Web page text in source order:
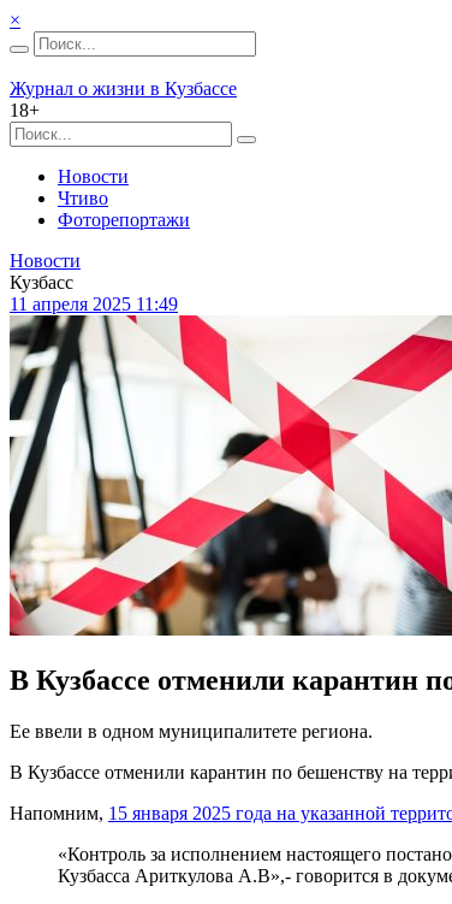
×
Журнал о жизни в Кузбассе
18+
Новости
Чтиво
Фоторепортажи
Новости
Кузбасс
11 апреля 2025 11:49
В Кузбассе отменили карантин
Ее ввели в одном муниципалитете региона.
В Кузбассе отменили карантин по бешенству на
Напомним, 15 января 2025 года на указанной
«Контроль за исполнением настоящего
Кузбасса Ариткулова А.В»,- говорится в